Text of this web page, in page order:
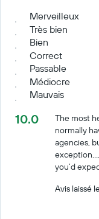
Merveilleux
Très bien
Bien
Correct
Passable
Médiocre
Mauvais
10.0
The most
normally
agencies,
you’d
Avis laissé